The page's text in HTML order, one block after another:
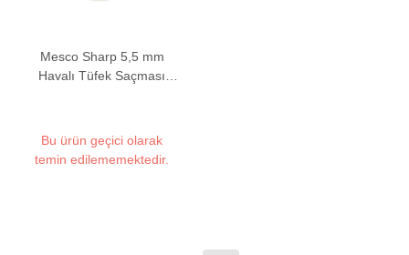
Mesco Sharp 5,5 mm
Havalı Tüfek Saçması
Bu ürün geçici olarak
temin edilememektedir.